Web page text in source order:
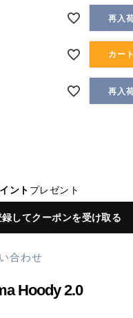
再入
カー
再入
ント プレゼント
してクーポンを受け取る
合わせ
Hoody 2.0